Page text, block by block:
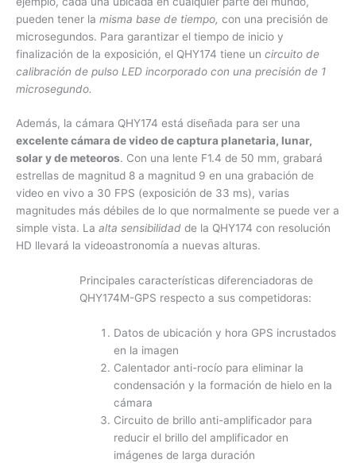
pueden tener la misma base de tiempo, con una precisión de
microsegundos. Para garantizar el tiempo de inicio y
finalización de la exposición, el QHY174 tiene un circuito de
calibración de pulso LED incorporado con una precisión de 1
microsegundo.
Además, la cámara QHY174 está diseñada para ser una
excelente cámara de video de captura planetaria, lunar,
solar y de meteoros. Con una lente F1.4 de 50 mm, grabará
estrellas de magnitud 8 a magnitud 9 en una grabación de
video en vivo a 30 FPS (exposición de 33 ms), varias
magnitudes más débiles de lo que normalmente se puede ver a
simple vista. La alta sensibilidad de la QHY174 con resolución
HD llevará la videoastronomía a nuevas alturas.
Principales características diferenciadoras de
QHY174M-GPS respecto a sus competidoras:
Datos de ubicación y hora GPS incrustados
en la imagen
Calentador anti-rocío para eliminar la
condensación y la formación de hielo en la
cámara
Circuito de brillo anti-amplificador para
reducir el brillo del amplificador en
imágenes de larga duración